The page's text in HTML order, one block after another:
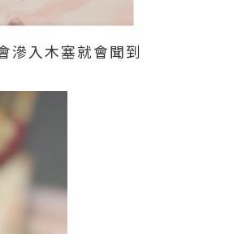
滲入木塞就會聞到